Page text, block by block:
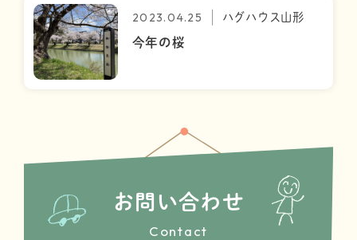
2023.04.25 ハグハウス山形
今年の桜
お問い合わせ
Contact